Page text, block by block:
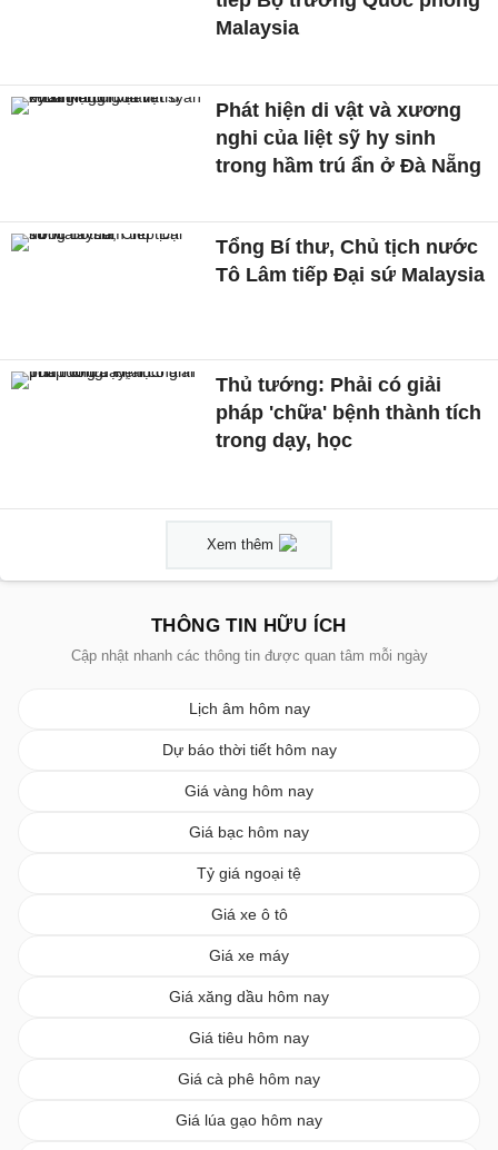
Malaysia
Phát hiện di vật và xương
nghi của liệt sỹ hy sinh
trong hầm trú ẩn ở Đà Nẵng
Tổng Bí thư, Chủ tịch nước
Tô Lâm tiếp Đại sứ Malaysia
Thủ tướng: Phải có giải
pháp 'chữa' bệnh thành tích
trong dạy, học
Xem thêm
THÔNG TIN HỮU ÍCH
Cập nhật nhanh các thông tin được quan tâm mỗi ngày
Lịch âm hôm nay
Dự báo thời tiết hôm nay
Giá vàng hôm nay
Giá bạc hôm nay
Tỷ giá ngoại tệ
Giá xe ô tô
Giá xe máy
Giá xăng dầu hôm nay
Giá tiêu hôm nay
Giá cà phê hôm nay
Giá lúa gạo hôm nay